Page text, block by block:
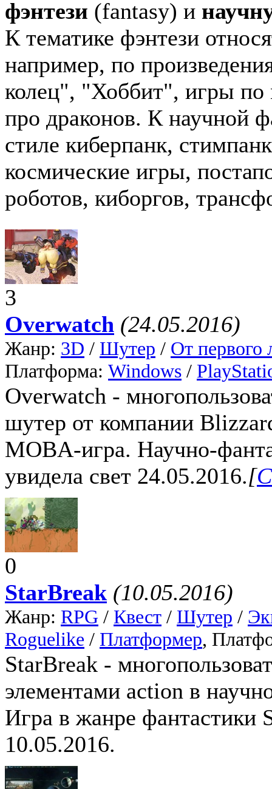
фэнтези (fantasy) и
К тематике фэнтези
например, по
колец", "Хоббит", игры
про драконов. К научной
стиле киберпанк,
космические игры,
роботов, киборгов,
3
Overwatch (24.05.2016)
Жанр: 3D / Шутер / От первого
Платформа: Windows /
Overwatch -
шутер от компании
MOBA-игра. Научно-
увидела свет 24.05.2016.[
0
StarBreak (10.05.2016)
Жанр: RPG / Квест / Шутер /
Roguelike / Платформер,
StarBreak -
элементами action в
Игра в жанре фантастики
10.05.2016.